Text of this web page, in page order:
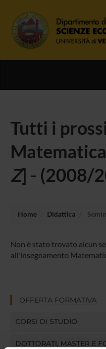
Tutti i
Z] - (2008/
Home Didattica
Non è stato trovato alcun
all'insegnamento
OFFERTA FORMATIVA
CORSI DI STUDIO
DOTTORATI, MASTER E